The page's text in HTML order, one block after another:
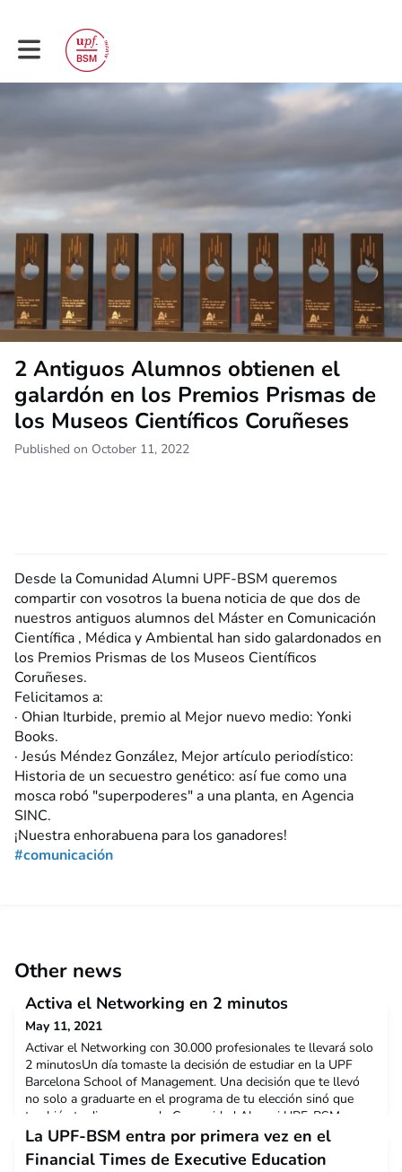
Toggle main navigation
2 Antiguos Alumnos obtienen el
galardón en los Premios Prismas de
los Museos Científicos Coruñeses
Published on October 11, 2022
Desde la Comunidad Alumni UPF-BSM queremos
compartir con vosotros la buena noticia de que dos de
nuestros antiguos alumnos del Máster en Comunicación
Científica , Médica y Ambiental han sido galardonados en
los Premios Prismas de los Museos Científicos
Coruñeses.
Felicitamos a:
· Ohian Iturbide, premio al Mejor nuevo medio: Yonki
Books.
· Jesús Méndez González, Mejor artículo periodístico:
Historia de un secuestro genético: así fue como una
mosca robó "superpoderes" a una planta, en Agencia
SINC.
¡Nuestra enhorabuena para los ganadores!
#comunicación
Other news
Activa el Networking en 2 minutos
May 11, 2021
Activar el Networking con 30.000 profesionales te llevará solo
2 minutosUn día tomaste la decisión de estudiar en la UPF
Barcelona School of Management. Una decisión que te llevó
no solo a graduarte en el programa de tu elección sinó que
también te dio acceso a la Comunidad Alumni UPF-BSM, una
red de talento multidisciplinar formada por 30.000
profesionales de múltiples áreas y sectores. Esta Comu
La UPF-BSM entra por primera vez en el
Financial Times de Executive Education